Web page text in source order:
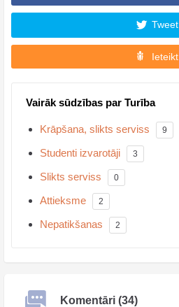
Tweet
Ieteikt
Vairāk sūdzības par Turība
Krāpšana, slikts serviss 9
Studenti izvarotāji 3
Slikts serviss 0
Attieksme 2
Nepatikšanas 2
Komentāri (34)